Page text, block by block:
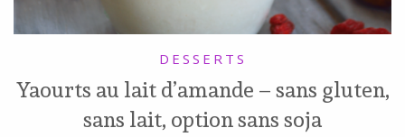
DESSERTS
Yaourts au lait d’amande – sans gluten,
sans lait, option sans soja